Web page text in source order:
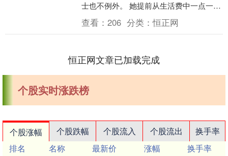
士也不例外。 她提前从生活费中一点一点
积攒了旅费，又拼上了春节假期和年假，
终于在今年2月....
查看： 206 分类：恒正网
恒正网文章已加载完成
个股实时涨跌榜
个股涨幅 个股跌幅 个股流入 个股流出
换手率
排名
名称 最新价 涨幅
换手率